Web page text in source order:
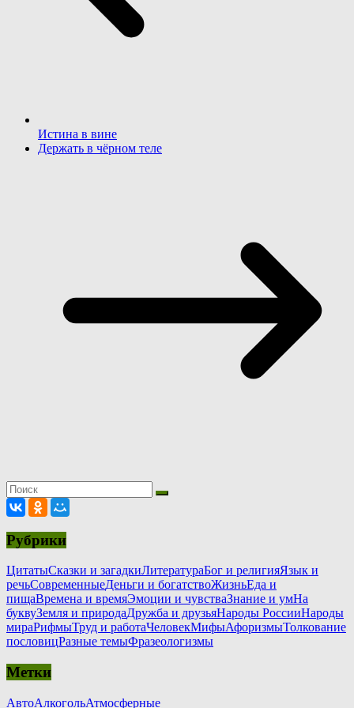
Истина в вине
Держать в чёрном теле
Рубрики
ЦитатыСказки и загадкиЛитератураБог и религияЯзык и
речьСовременныеДеньги и богатствоЖизньЕда и
пищаВремена и времяЭмоции и чувстваЗнание и умНа
буквуЗемля и природаДружба и друзьяНароды РоссииНароды
мираРифмыТруд и работаЧеловекМифыАфоризмыТолкование
пословицРазные темыФразеологизмы
Метки
АвтоАлкогольАтмосферные